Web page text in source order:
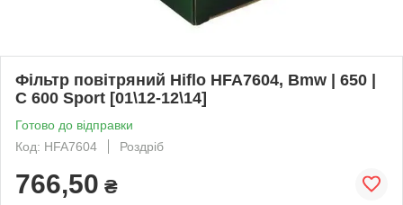
Фільтр повітряний Hiflo HFA7604, Bmw | 650 |
C 600 Sport [01\12-12\14]
Готово до відправки
Код: HFA7604
Роздріб
766,50 ₴